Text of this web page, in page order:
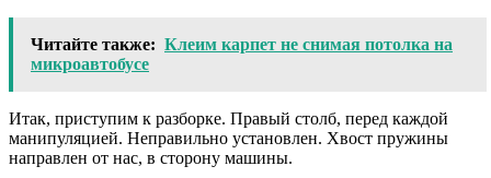
Читайте также: Клеим карпет не снимая потолка на
микроавтобусе
Итак, приступим к разборке. Правый столб, перед каждой
манипуляцией. Неправильно установлен. Хвост пружины
направлен от нас, в сторону машины.